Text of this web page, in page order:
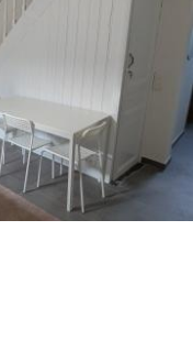
Loyer:
430 €
Charges:
Durée:
12 mois
Domiciliation:
Aménagement
Salle de bain:
Commune
Cuisine:
Commune
Superficie:
100 m
2
Pièces privées:
1